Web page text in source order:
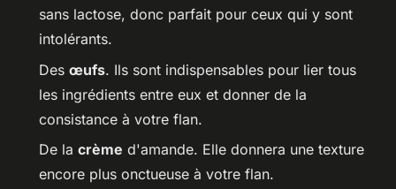
sans lactose, donc parfait pour ceux qui y sont
intolérants.
Des œufs. Ils sont indispensables pour lier tous
les ingrédients entre eux et donner de la
consistance à votre flan.
De la crème d'amande. Elle donnera une texture
encore plus onctueuse à votre flan.